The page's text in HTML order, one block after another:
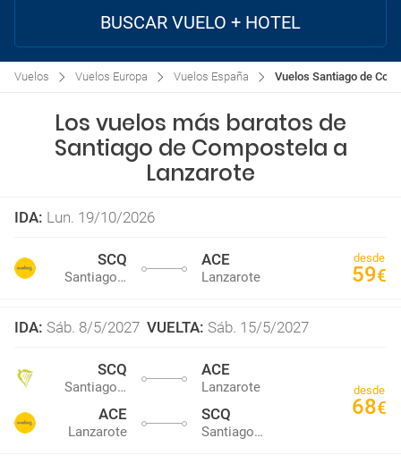
BUSCAR VUELO + HOTEL
Vuelos Vuelos Europa Vuelos España Vuelos Santiago de
Los vuelos más baratos de
Santiago de Compostela a
Lanzarote
IDA: Lun. 19/10/2026
SCQ
Santiago de Compostela
ACE
Lanzarote
desde
59€
IDA: Sáb. 8/5/2027 VUELTA: Sáb. 15/5/2027
SCQ
Santiago de Compostela
ACE
Lanzarote
ACE
Lanzarote
SCQ
Santiago de Compostela
desde
68€